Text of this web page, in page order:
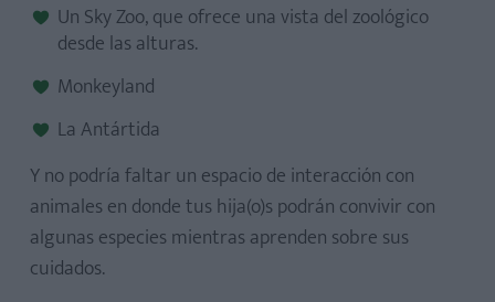
Un Sky Zoo, que ofrece una vista del zoológico
desde las alturas.
Monkeyland
La Antártida
Y no podría faltar un espacio de interacción con
animales en donde tus hija(o)s podrán convivir con
algunas especies mientras aprenden sobre sus
cuidados.